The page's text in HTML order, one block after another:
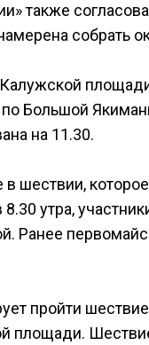
также
собрать
площади
Большой
на 11.30.
в шествии,
утра,
Ранее
пройти
площади.